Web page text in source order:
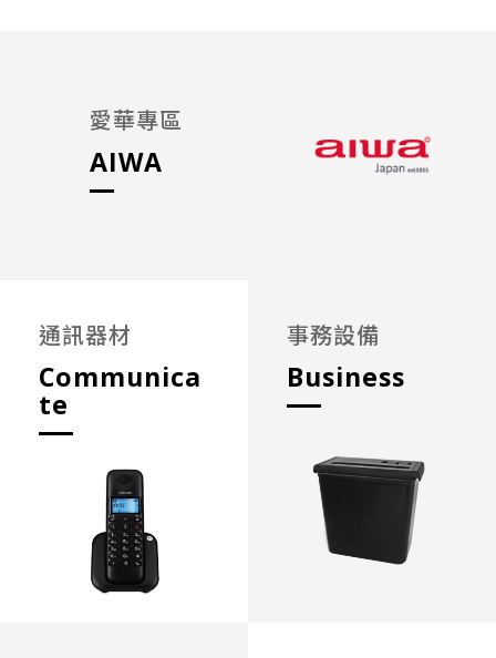
愛華專區
AIWA
通訊器材
Communica
te
事務設備
Business